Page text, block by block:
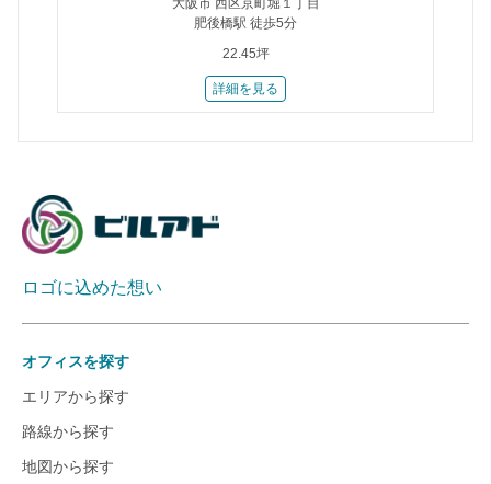
大阪市 西区京町堀１丁目
肥後橋駅 徒歩5分
22.45坪
詳細を見る
ロゴに込めた想い
オフィスを探す
エリアから探す
路線から探す
地図から探す